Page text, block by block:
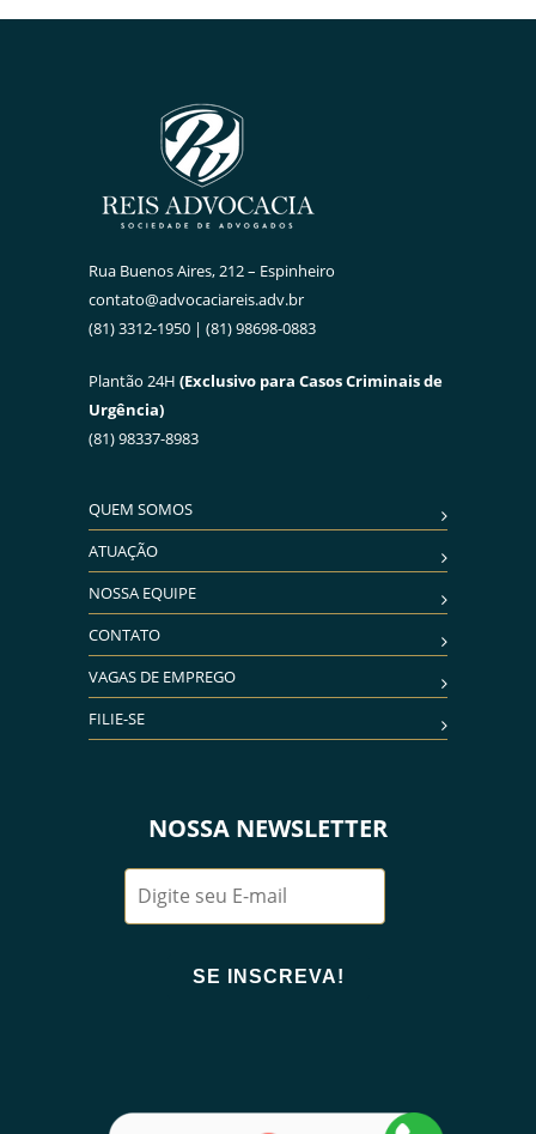
Rua Buenos Aires, 212 – Espinheiro
contato@advocaciareis.adv.br
(81) 3312-1950 | (81) 98698-0883
Plantão 24H (Exclusivo para Casos Criminais de
Urgência)
(81) 98337-8983
QUEM SOMOS
ATUAÇÃO
NOSSA EQUIPE
CONTATO
VAGAS DE EMPREGO
FILIE-SE
NOSSA NEWSLETTER